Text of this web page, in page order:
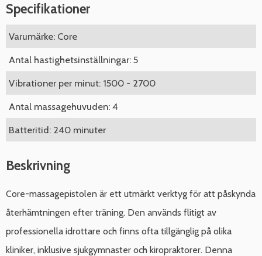
Specifikationer
Varumärke: Core
Antal hastighetsinställningar: 5
Vibrationer per minut: 1500 - 2700
Antal massagehuvuden: 4
Batteritid: 240 minuter
Beskrivning
Core-massagepistolen är ett utmärkt verktyg för att påskynda
återhämtningen efter träning. Den används flitigt av
professionella idrottare och finns ofta tillgänglig på olika
kliniker, inklusive sjukgymnaster och kiropraktorer. Denna